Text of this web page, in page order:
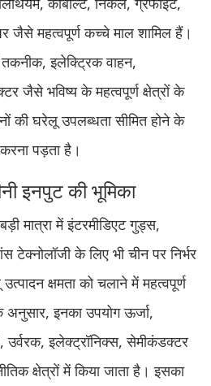
जैसे महत्वपूर्ण कच्चे माल शामिल हैं।
तकनीक, इलेक्ट्रिक वाहन,
जैसे भविष्य के महत्वपूर्ण क्षेत्रों के
की घरेलू उपलब्धता सीमित होने के
पड़ता है।
इनपुट की भूमिका
मात्रा में इंटरमीडिएट गुड्स,
टेक्नोलॉजी के लिए भी चीन पर निर्भर
क्षमता को चलाने में महत्वपूर्ण
इनका उपयोग ऊर्जा,
उर्वरक, इलेक्ट्रॉनिक्स, सेमीकंडक्टर
क्षेत्रों में किया जाता है। इसका